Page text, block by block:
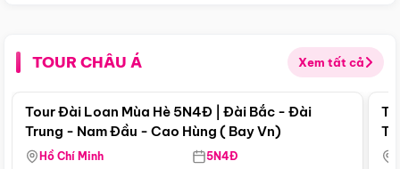
TOUR CHÂU Á Xem tất cả
Điểm nổi bật
Tour Đài Loan Mùa Hè 5N4Đ | Đài Bắc - Đài
Trung - Nam Đầu - Cao Hùng ( Bay Vn)
Hồ Chí Minh 5N4Đ